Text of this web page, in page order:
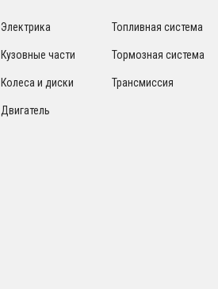
Электрика
Кузовные части
Колеса и диски
Двигатель
Топливная система
Тормозная система
Трансмиссия